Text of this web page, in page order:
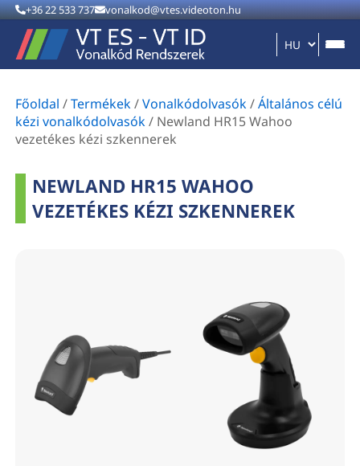
+36 22 533 737 vonalkod@vtes.videoton.hu
Főoldal /Termékek/Vonalkódolvasók/Általános célú
kézi vonalkódolvasók/ Newland HR15 Wahoo
vezetékes kézi szkennerek
NEWLAND HR15 WAHOO
VEZETÉKES KÉZI SZKENNEREK